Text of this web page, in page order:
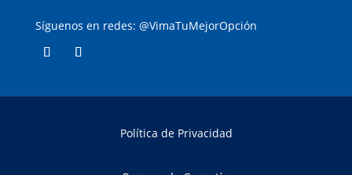
Síguenos en redes: @VimaTuMejorOpción
Política de Privacidad